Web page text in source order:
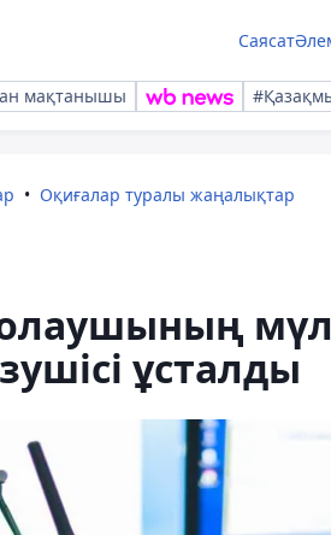
Саясат
мақтанышы
Оқиғалар туралы жаңалықтар
ұсталды